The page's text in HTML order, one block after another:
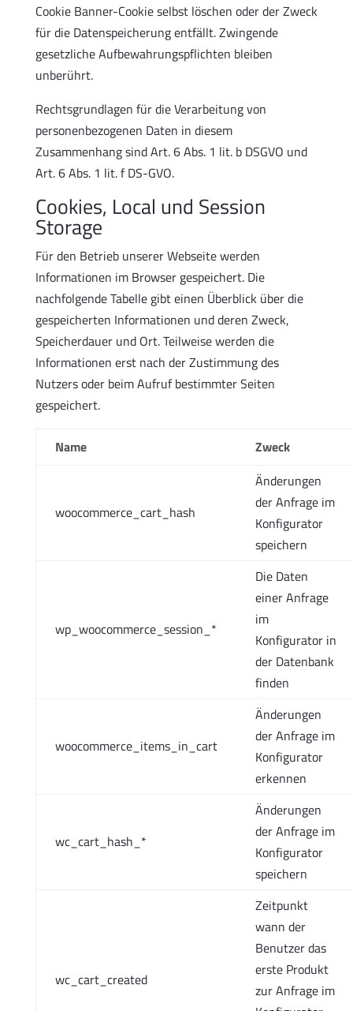
Cookie Banner-Cookie selbst löschen oder der Zweck
für die Datenspeicherung entfällt. Zwingende
gesetzliche Aufbewahrungspflichten bleiben
unberührt.
Rechtsgrundlagen für die Verarbeitung von
personenbezogenen Daten in diesem
Zusammenhang sind Art. 6 Abs. 1 lit. b DSGVO und
Art. 6 Abs. 1 lit. f DS-GVO.
Cookies, Local und Session
Storage
Für den Betrieb unserer Webseite werden
Informationen im Browser gespeichert. Die
nachfolgende Tabelle gibt einen Überblick über die
gespeicherten Informationen und deren Zweck,
Speicherdauer und Ort. Teilweise werden die
Informationen erst nach der Zustimmung des
Nutzers oder beim Aufruf bestimmter Seiten
gespeichert.
Name Zweck
woocommerce_cart_hash
Änderungen
der Anfrage im
Konfigurator
speichern
wp_woocommerce_session_*
Die Daten
einer Anfrage
im
Konfigurator in
der Datenbank
finden
woocommerce_items_in_cart
Änderungen
der Anfrage im
Konfigurator
erkennen
wc_cart_hash_*
Änderungen
der Anfrage im
Konfigurator
speichern
wc_cart_created
Zeitpunkt
wann der
Benutzer das
erste Produkt
zur Anfrage im